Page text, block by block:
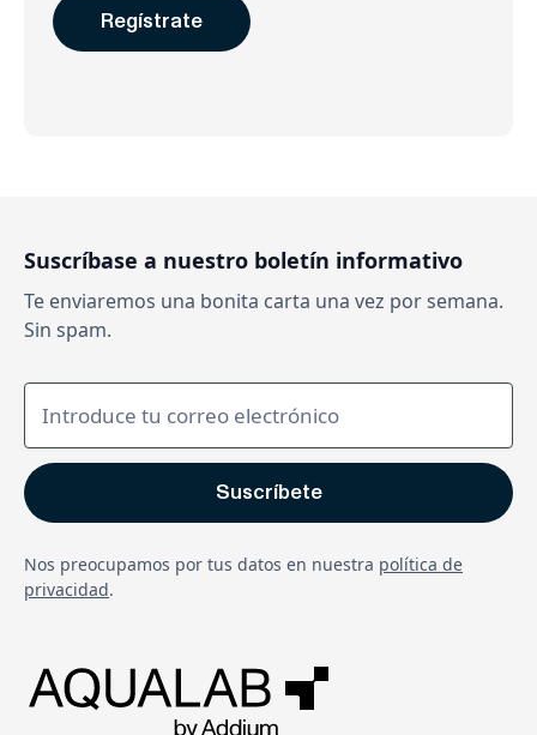
Suscríbase a nuestro boletín informativo
Te enviaremos una bonita carta una vez por semana.
Sin spam.
Nos preocupamos por tus datos en nuestra política de
privacidad.